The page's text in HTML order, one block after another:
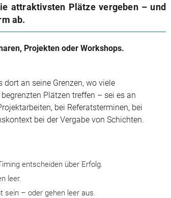
attraktivsten Plätze vergeben – und
ab.
Projekten oder Workshops.
an seine Grenzen, wo viele
Plätzen treffen – sei es an
bei Referatsterminen, bei
bei der Vergabe von Schichten.
entscheiden über Erfolg.
leer.
sein – oder gehen leer aus.